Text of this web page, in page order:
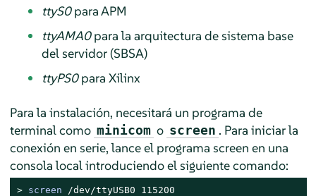
ttyS0para APM
ttyAMA0para la arquitectura de sistema base
del servidor (SBSA)
ttyPS0para Xilinx
Para la instalación, necesitará un programa de
terminal como minicom o screen . Para iniciar la
conexión en serie, lance el programa screen en una
consola local introduciendo el siguiente comando:
> screen /dev/ttyUSB0 115200